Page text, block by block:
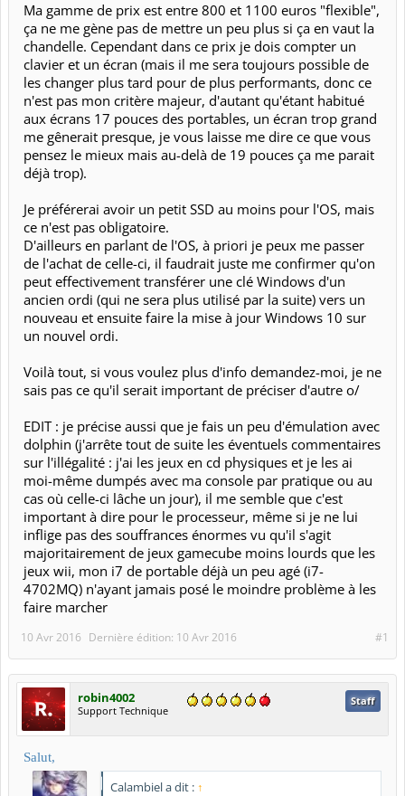
Ma gamme de prix est entre 800 et 1100 euros "flexible",
ça ne me gène pas de mettre un peu plus si ça en vaut la
chandelle. Cependant dans ce prix je dois compter un
clavier et un écran (mais il me sera toujours possible de
les changer plus tard pour de plus performants, donc ce
n'est pas mon critère majeur, d'autant qu'étant habitué
aux écrans 17 pouces des portables, un écran trop grand
me gênerait presque, je vous laisse me dire ce que vous
pensez le mieux mais au-delà de 19 pouces ça me parait
déjà trop).
Je préférerai avoir un petit SSD au moins pour l'OS, mais
ce n'est pas obligatoire.
D'ailleurs en parlant de l'OS, à priori je peux me passer
de l'achat de celle-ci, il faudrait juste me confirmer qu'on
peut effectivement transférer une clé Windows d'un
ancien ordi (qui ne sera plus utilisé par la suite) vers un
nouveau et ensuite faire la mise à jour Windows 10 sur
un nouvel ordi.
Voilà tout, si vous voulez plus d'info demandez-moi, je ne
sais pas ce qu'il serait important de préciser d'autre o/
EDIT : je précise aussi que je fais un peu d'émulation avec
dolphin (j'arrête tout de suite les éventuels commentaires
sur l'illégalité : j'ai les jeux en cd physiques et je les ai
moi-même dumpés avec ma console par pratique ou au
cas où celle-ci lâche un jour), il me semble que c'est
important à dire pour le processeur, même si je ne lui
inflige pas des souffrances énormes vu qu'il s'agit
majoritairement de jeux gamecube moins lourds que les
jeux wii, mon i7 de portable déjà un peu agé (i7-
4702MQ) n'ayant jamais posé le moindre problème à les
faire marcher
#1
10 Avr 2016 Dernière édition: 10 Avr 2016
robin4002
Support Technique
Staff
Salut,
Calambiel a dit : ↑